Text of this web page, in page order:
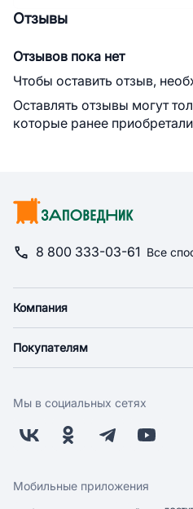
Отзывы
Отзывов пока нет
Чтобы оставить отзыв,
Оставлять отзывы могут
которые ранее
8 800 333-03-61 Все
Компания
Новости
Поставщикам
Заводчикам
Обратная связь
Покупателям
Оплата
Бонусная программа
Скидки и акции
Мы в социальных сетях
Мобильные приложения